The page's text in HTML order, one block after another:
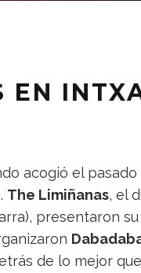
acogió el
The Limiñanas, el
presentaron
de lo mejor